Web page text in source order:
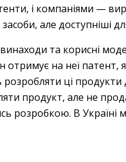
і компаніями —
але доступніші
та корисні
на неї патент,
ці продукти
продукт, але не
розробкою. В